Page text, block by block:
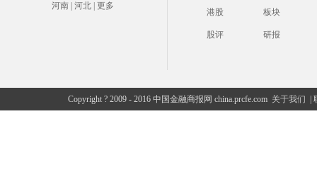
河南 河北 更多
港股 板块
股评 研报
Copyright ? 2009 - 2016 中国金融商报网 china.prcfe.com 关于我们 |